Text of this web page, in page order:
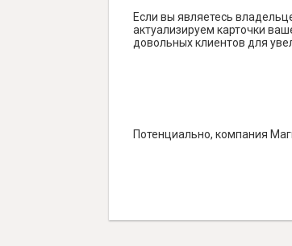
Если вы являетесь
актуализируем карточки
довольных клиентов для
Потенциально, компания